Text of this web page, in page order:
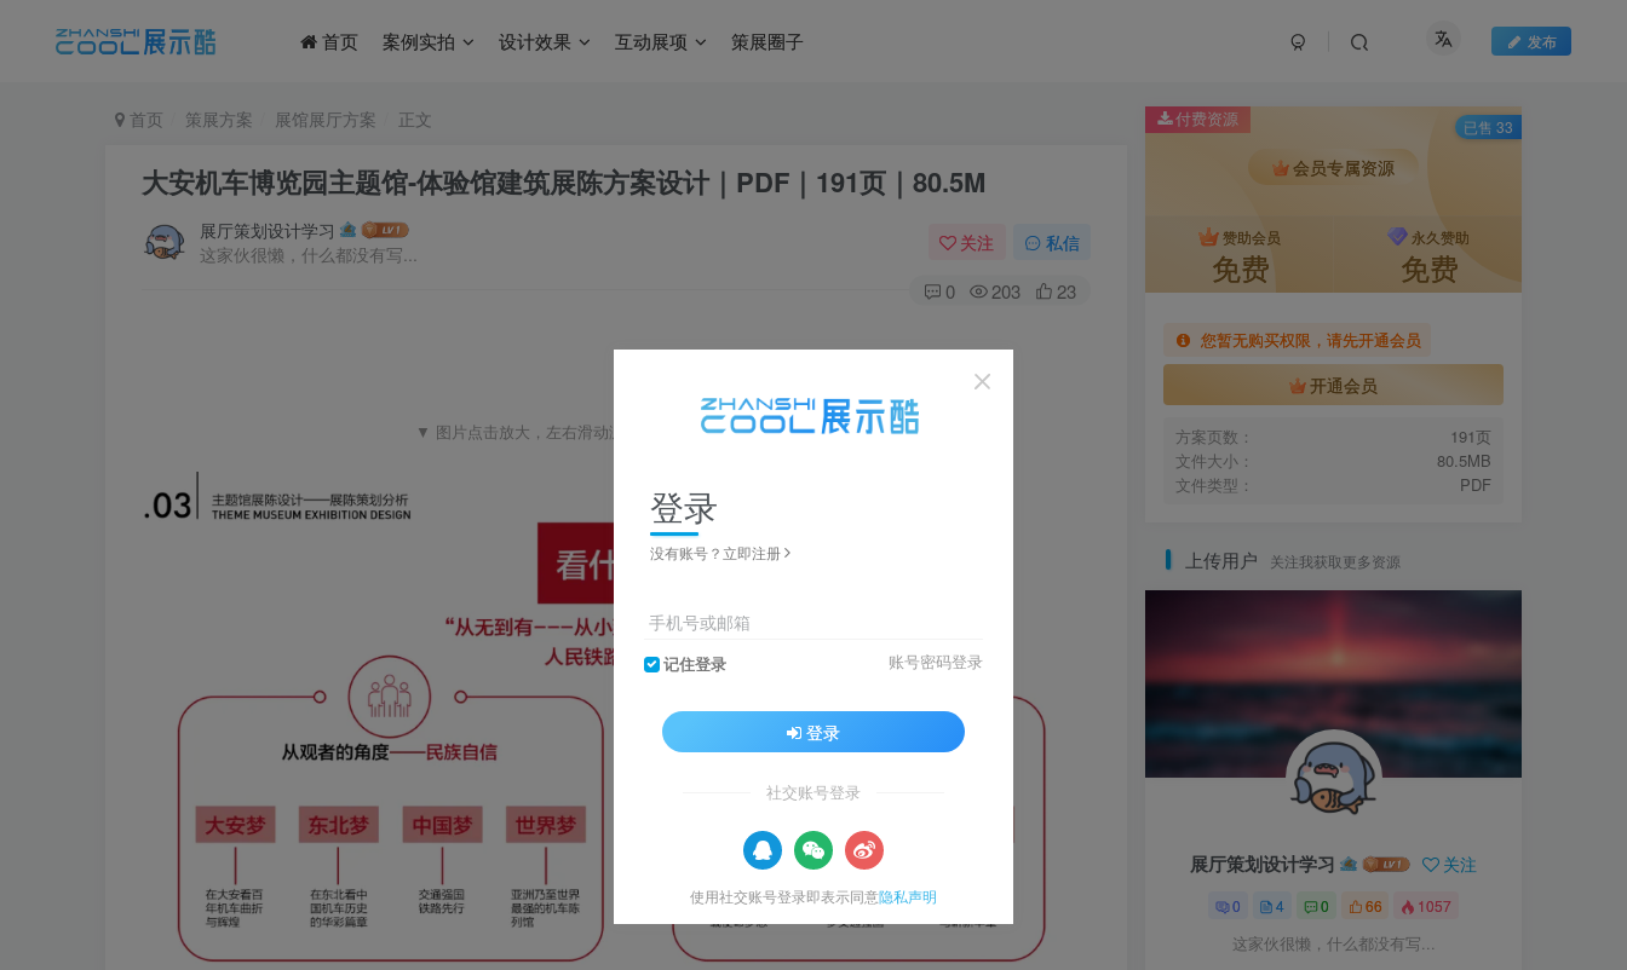
首页 案例实拍 设计效果 互动展项 策展圈子 发布
首页 策展方案 展馆展厅方案 正文
⼤安机车博览园主题馆-体验馆建筑展陈⽅案设计｜PDF｜191页｜80.5M
展厅策划设计学习
这家伙很懒，什么都没有写...
关注 私信
0 203 23
▼ 图片点击放大，左右滑动浏览，全套资源可下载获取 ▼
付费资源
会员专属资源
赞助会员
免费
永久赞助
免费
您暂无购买权限，请先开通会员
开通会员
方案页数：
191页
文件大小：
80.5MB
文件类型：
PDF
已售 33
上传用户 关注我获取更多资源
展厅策划设计学习 关注
0 4 0 66 1057
这家伙很懒，什么都没有写...
登录
没有账号？立即注册
手机号或邮箱
记住登录 账号密码登录
登录
社交账号登录
使用社交账号登录即表示同意隐私声明